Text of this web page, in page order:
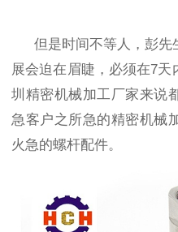
但是时间不等人，彭
展会迫在眉睫，必须在7天
圳精密机械加工厂家来说
急客户之所急的精密机械
火急的螺杆配件。